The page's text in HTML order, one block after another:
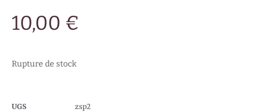
10,00 €
Rupture de stock
UGS
zsp2